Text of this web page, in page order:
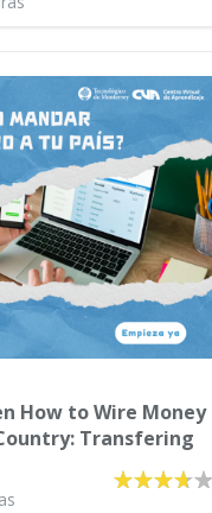
How to Wire Money
Transfering
and Managing my